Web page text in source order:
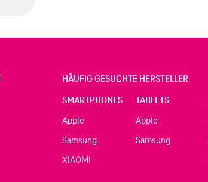
HÄUFIG GESUCHTE HERSTELLER
SMARTPHONES
Apple
Samsung
XIAOMI
TABLETS
Apple
Samsung